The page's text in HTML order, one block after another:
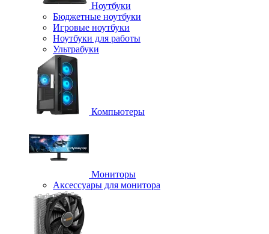
Ноутбуки
Бюджетные ноутбуки
Игровые ноутбуки
Ноутбуки для работы
Ультрабуки
Компьютеры
Мониторы
Аксессуары для монитора